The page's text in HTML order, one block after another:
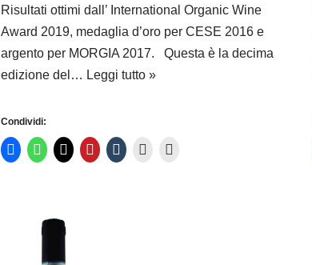
Risultati ottimi dall’ International Organic Wine
Award 2019, medaglia d’oro per CESE 2016 e
argento per MORGIA 2017. Questa è la decima
edizione del… Leggi tutto »
Condividi: